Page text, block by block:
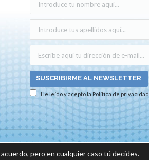
He leído y acepto la Política de privacidad
pero en cualquier caso tú decides.